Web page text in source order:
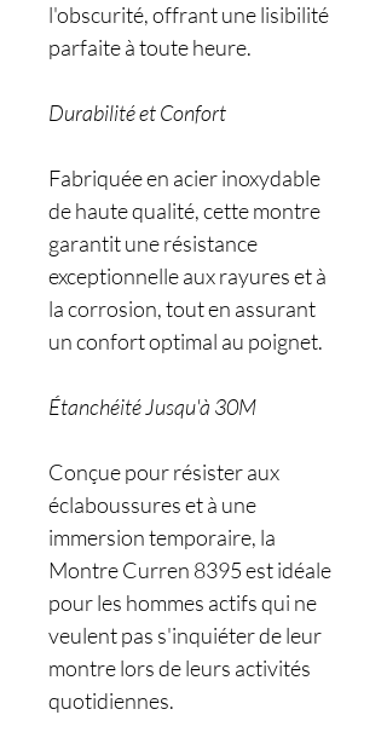
l'obscurité, offrant une lisibilité
parfaite à toute heure.
Durabilité et Confort
Fabriquée en acier inoxydable
de haute qualité, cette montre
garantit une résistance
exceptionnelle aux rayures et à
la corrosion, tout en assurant
un confort optimal au poignet.
Étanchéité Jusqu'à 30M
Conçue pour résister aux
éclaboussures et à une
immersion temporaire, la
Montre Curren 8395 est idéale
pour les hommes actifs qui ne
veulent pas s'inquiéter de leur
montre lors de leurs activités
quotidiennes.